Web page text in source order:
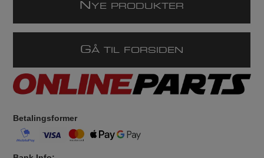
N YE PRODUKTER
GÅ TIL FORSIDEN
Betalingsformer